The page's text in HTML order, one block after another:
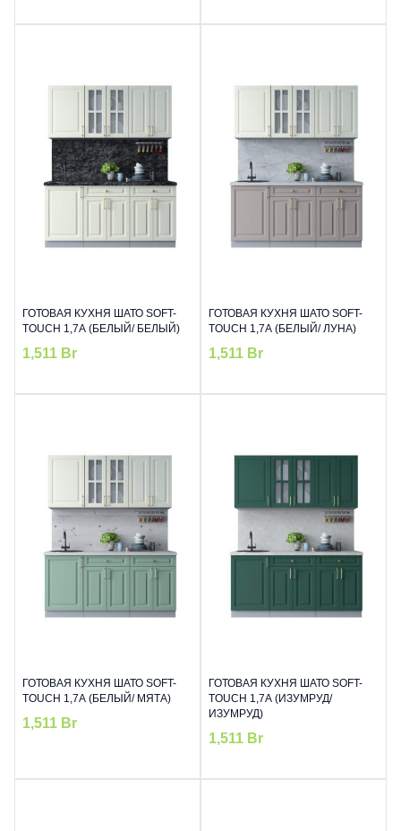
ГОТОВАЯ КУХНЯ ШАТО SOFT-
TOUCH 1,7А (БЕЛЫЙ/ БЕЛЫЙ)
1,511 Br
ГОТОВАЯ КУХНЯ ШАТО SOFT-
TOUCH 1,7А (БЕЛЫЙ/ ЛУНА)
1,511 Br
ГОТОВАЯ КУХНЯ ШАТО SOFT-
TOUCH 1,7А (БЕЛЫЙ/ МЯТА)
1,511 Br
ГОТОВАЯ КУХНЯ ШАТО SOFT-
TOUCH 1,7А (ИЗУМРУД/
ИЗУМРУД)
1,511 Br